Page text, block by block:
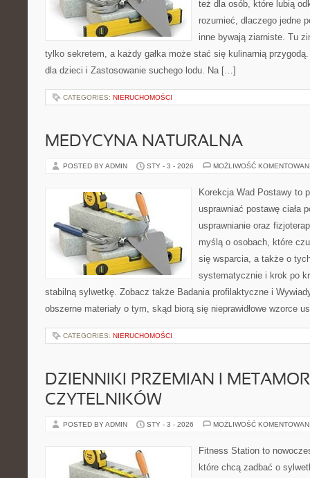
też dla osób, które lubią
rozumieć, dlaczego jedne
inne bywają ziarniste. Tu
tylko sekretem, a każdy gałka może stać się kulinarnią
dla dzieci i Zastosowanie suchego lodu. Na […]
CATEGORIES: NIERUCHOMOŚCI
MEDYCYNA NATURALNA
POSTED BY ADMIN STY - 3 - 2026 MOŻLIWOŚĆ
Korekcja Wad Postawy to
usprawniać postawę ciała
usprawnianie oraz
myślą o osobach, które
się wsparcia, a także o
systematycznie i krok po
stabilną sylwetkę. Zobacz także Badania profilaktyczne i
obszerne materiały o tym, skąd biorą się nieprawidłowe wzorce
CATEGORIES: NIERUCHOMOŚCI
DZIENNIKI PRZEMIAN I
CZYTELNIKÓW
POSTED BY ADMIN STY - 3 - 2026 MOŻLIWOŚĆ
Fitness Station to
które chcą zadbać o